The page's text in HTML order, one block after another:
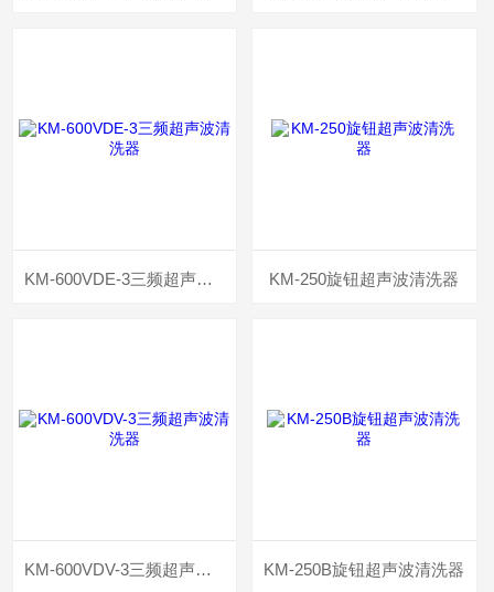
KM-600VDE-3三频超声波清洗器 KM-250旋钮超声波清洗器
KM-600VDV-3三频超声波清洗器 KM-250B旋钮超声波清洗器